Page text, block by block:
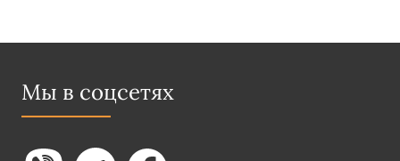
Мы в соцсетях